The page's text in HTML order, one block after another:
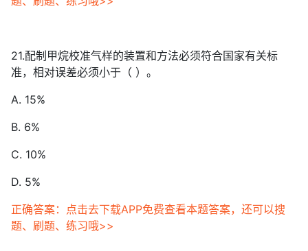
21.配制甲烷校准气样的装置和方法必须符合国家有关标
准，相对误差必须小于（ ）。
A. 15%
B. 6%
C. 10%
D. 5%
正确答案：点击去下载APP免费查看本题答案，还可以搜
题、刷题、练习哦>>